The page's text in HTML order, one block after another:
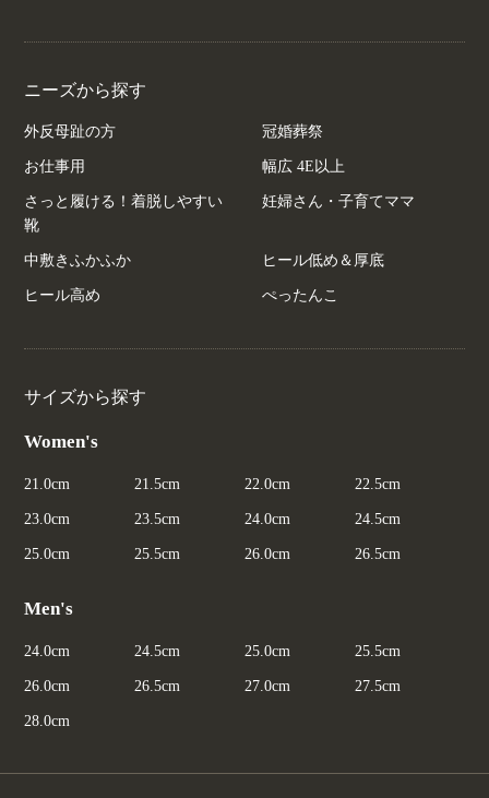
ニーズから探す
外反母趾の方 冠婚葬祭
お仕事用 幅広 4E以上
さっと履ける！着脱しやすい
靴
妊婦さん・子育てママ
中敷きふかふか ヒール低め＆厚底
ヒール高め ぺったんこ
サイズから探す
Women's
21.0cm 21.5cm 22.0cm 22.5cm
23.0cm 23.5cm 24.0cm 24.5cm
25.0cm 25.5cm 26.0cm 26.5cm
Men's
24.0cm 24.5cm 25.0cm 25.5cm
26.0cm 26.5cm 27.0cm 27.5cm
28.0cm